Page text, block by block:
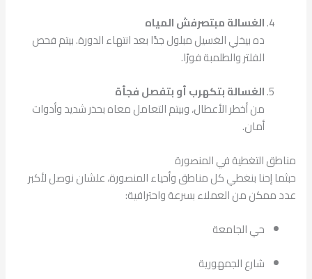
الغسالة مبتصرفش المياه
ده بيخلي الغسيل مبلول جدًا بعد انتهاء الدورة. بيتم فحص
الفلتر والطلمبة فورًا.
الغسالة بتكهرب أو بتفصل فجأة
من أخطر الأعطال، وبيتم التعامل معاه بحذر شديد وأدوات
أمان.
مناطق التغطية في المنصورة
حبثما إحنا بنغطي كل مناطق وأحياء المنصورة، علشان نوصل لأكبر
عدد ممكن من العملاء بسرعة واحترافية:
حي الجامعة
شارع الجمهورية